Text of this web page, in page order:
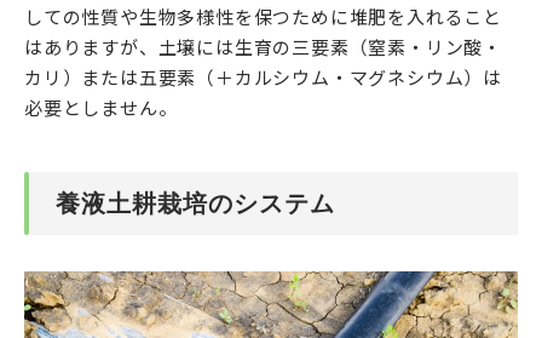
しての性質や生物多様性を保つために堆肥を入れること
はありますが、土壌には生育の三要素（窒素・リン酸・
カリ）または五要素（＋カルシウム・マグネシウム）は
必要としません。
養液土耕栽培のシステム